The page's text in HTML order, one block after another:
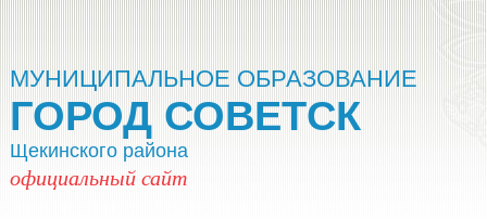
МУНИЦИПАЛЬНОЕ ОБРАЗОВАНИЕ
ГОРОД СОВЕТСК
Щекинского района
официальный сайт